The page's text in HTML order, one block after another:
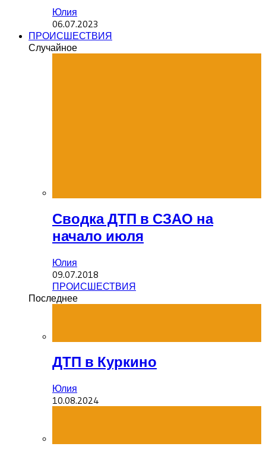
Юлия
06.07.2023
ПРОИСШЕСТВИЯ
Случайное
Сводка ДТП в СЗАО на
начало июля
Юлия
09.07.2018
ПРОИСШЕСТВИЯ
Последнее
ДТП в Куркино
Юлия
10.08.2024